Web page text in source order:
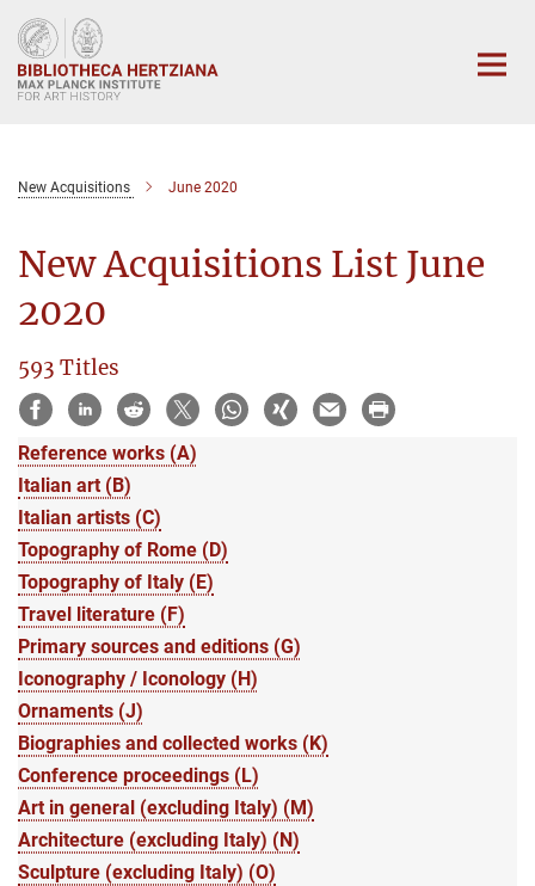
Main-
Content
New Acquisitions June 2020
New Acquisitions List June
2020
593 Titles
Reference works (A)
Italian art (B)
Italian artists (C)
Topography of Rome (D)
Topography of Italy (E)
Travel literature (F)
Primary sources and editions (G)
Iconography / Iconology (H)
Ornaments (J)
Biographies and collected works (K)
Conference proceedings (L)
Art in general (excluding Italy) (M)
Architecture (excluding Italy) (N)
Sculpture (excluding Italy) (O)